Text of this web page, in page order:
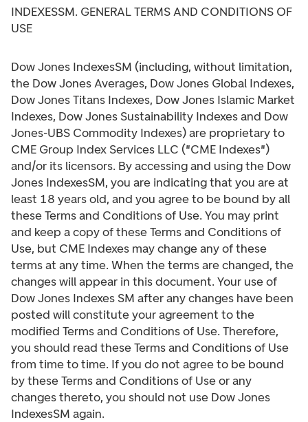
INDEXESSM. GENERAL TERMS AND CONDITIONS OF
USE
Dow Jones IndexesSM (including, without limitation,
the Dow Jones Averages, Dow Jones Global Indexes,
Dow Jones Titans Indexes, Dow Jones Islamic Market
Indexes, Dow Jones Sustainability Indexes and Dow
Jones-UBS Commodity Indexes) are proprietary to
CME Group Index Services LLC ("CME Indexes")
and/or its licensors. By accessing and using the Dow
Jones IndexesSM, you are indicating that you are at
least 18 years old, and you agree to be bound by all
these Terms and Conditions of Use. You may print
and keep a copy of these Terms and Conditions of
Use, but CME Indexes may change any of these
terms at any time. When the terms are changed, the
changes will appear in this document. Your use of
Dow Jones Indexes SM after any changes have been
posted will constitute your agreement to the
modified Terms and Conditions of Use. Therefore,
you should read these Terms and Conditions of Use
from time to time. If you do not agree to be bound
by these Terms and Conditions of Use or any
changes thereto, you should not use Dow Jones
IndexesSM again.